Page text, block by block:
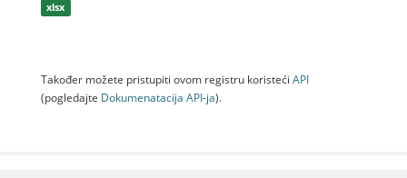
xlsx
Također možete pristupiti ovom registru koristeći API
(pogledajte Dokumenаtаcijа API-jа).